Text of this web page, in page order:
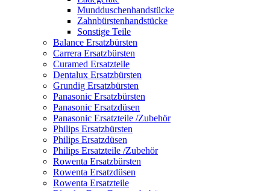
Mundduschenhandstücke
Zahnbürstenhandstücke
Sonstige Teile
Balance Ersatzbürsten
Carrera Ersatzbürsten
Curamed Ersatzteile
Dentalux Ersatzbürsten
Grundig Ersatzbürsten
Panasonic Ersatzbürsten
Panasonic Ersatzdüsen
Panasonic Ersatzteile /Zubehör
Philips Ersatzbürsten
Philips Ersatzdüsen
Philips Ersatzteile /Zubehör
Rowenta Ersatzbürsten
Rowenta Ersatzdüsen
Rowenta Ersatzteile